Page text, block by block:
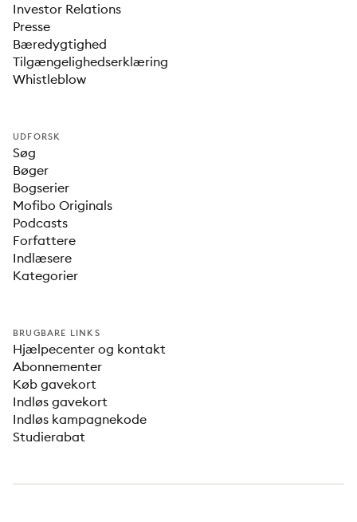
Investor Relations
Presse
Bæredygtighed
Tilgængelighedserklæring
Whistleblow
UDFORSK
Søg
Bøger
Bogserier
Mofibo Originals
Podcasts
Forfattere
Indlæsere
Kategorier
BRUGBARE LINKS
Hjælpecenter og kontakt
Abonnementer
Køb gavekort
Indløs gavekort
Indløs kampagnekode
Studierabat